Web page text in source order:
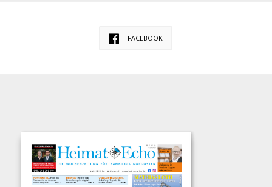
FACEBOOK